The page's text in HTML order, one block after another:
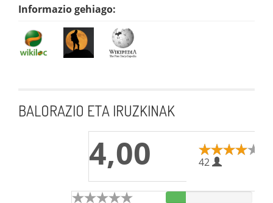
Informazio gehiago:
BALORAZIO ETA IRUZKINAK
4,00 42